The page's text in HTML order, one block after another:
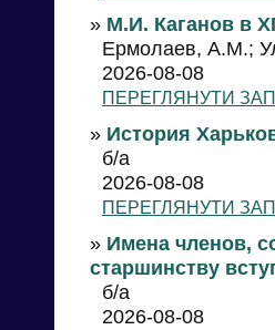
» М.И. Каганов в
Ермолаев, А.М.;
2026-08-08
ПЕРЕГЛЯНУТИ
» История
б/а
2026-08-08
ПЕРЕГЛЯНУТИ
» Имена членов,
старшинству
б/а
2026-08-08